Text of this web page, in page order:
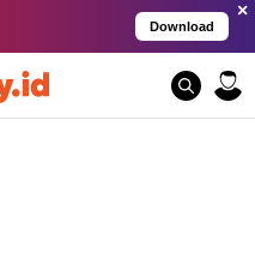
Download
×